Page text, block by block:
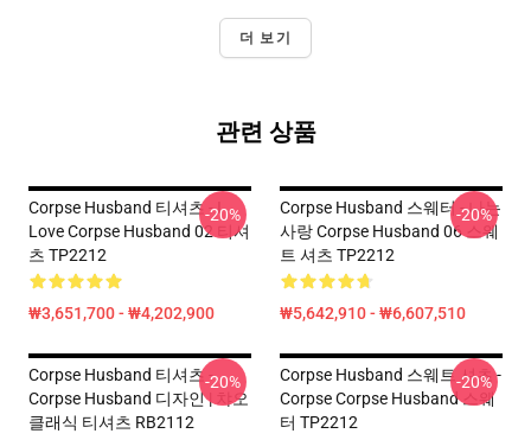
더 보기
관련 상품
Corpse Husband 티셔츠 - I
Love Corpse Husband 02 티셔
츠 TP2212
₩3,651,700 - ₩4,202,900
-20%
Corpse Husband 스웨터 - 나는
사랑 Corpse Husband 06 스웨
트 셔츠 TP2212
₩5,642,910 - ₩6,607,510
-20%
Corpse Husband 티셔츠 -
Corpse Husband 디자인 | 챠오
클래식 티셔츠 RB2112
-20%
Corpse Husband 스웨트 셔츠 -
Corpse Corpse Husband 스웨
터 TP2212
-20%